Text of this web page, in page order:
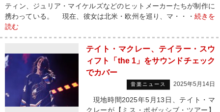
ティン、ジュリア・マイケルズなどのヒットメーカーたちが制作に
携わっている。 現在、彼女は北米・欧州を巡り、マ・・・ 続きを
読む
テイト・マクレー、テイラー・スウ
ィフト「the 1」をサウンドチェック
でカバー
音楽ニュース 2025年5月14日
現地時間2025年5月13日、テイト・マ
クレーが【ミス・ポゼッシブ・ツアー】